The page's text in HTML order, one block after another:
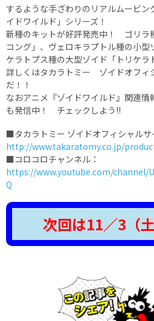
するような手ざわりのリアルムービン
イドワイルド」シリーズ！
新種のキットが好評発売中！ ゴリラ
コング」、ヴェロキラプトル種の小型
ケラトプス種の大型ゾイド「トリケラ
詳しくはタカラトミー ゾイドオフィ
だ！！
なおアニメ『ゾイドワイルド』関連情
も発信中！ チェックしよう!!
■タカラトミー ゾイドオフィシャルサ
http://www.takaratomy.co.jp/
■コロコロチャンネル：
https://www.youtube.com/channel/
Q
次回は11／3（